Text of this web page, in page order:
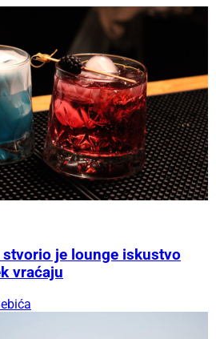
je lounge iskustvo
vraćaju